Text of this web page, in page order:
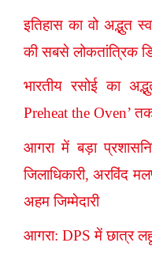
इतिहास का वो अद्भुत
की सबसे लोकतांत्रिक
भारतीय रसोई का
Preheat the Oven’
आगरा में बड़ा
जिलाधिकारी, अरविंद
अहम जिम्मेदारी
आगरा: DPS में छात्र